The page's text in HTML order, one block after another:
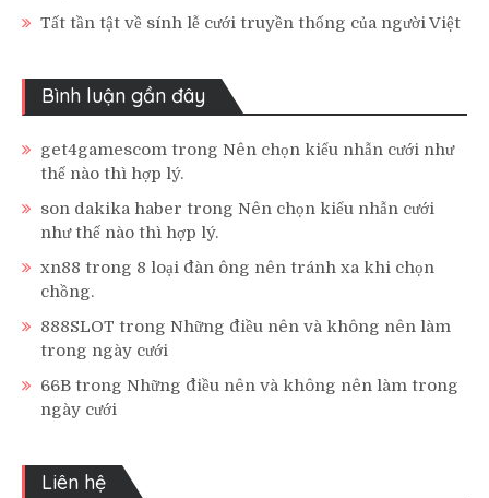
Tất tần tật về sính lễ cưới truyền thống của người Việt
Bình luận gần đây
get4gamescom trong Nên chọn kiểu nhẫn cưới như
thế nào thì hợp lý.
son dakika haber trong Nên chọn kiểu nhẫn cưới
như thế nào thì hợp lý.
xn88 trong 8 loại đàn ông nên tránh xa khi chọn
chồng.
888SLOT trong Những điều nên và không nên làm
trong ngày cưới
66B trong Những điều nên và không nên làm trong
ngày cưới
Liên hệ